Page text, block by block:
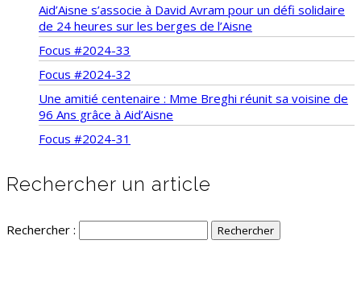
Aid’Aisne s’associe à David Avram pour un défi solidaire
de 24 heures sur les berges de l’Aisne
Focus #2024-33
Focus #2024-32
Une amitié centenaire : Mme Breghi réunit sa voisine de
96 Ans grâce à Aid’Aisne
Focus #2024-31
Rechercher un article
Rechercher :